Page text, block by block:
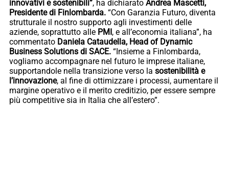
innovativi e sostenibili”, ha dichiarato Andrea Mascetti,
Presidente di Finlombarda. “Con Garanzia Futuro, diventa
strutturale il nostro supporto agli investimenti delle
aziende, soprattutto alle PMI, e all’economia italiana”, ha
commentato Daniela Cataudella, Head of Dynamic
Business Solutions di SACE. “Insieme a Finlombarda,
vogliamo accompagnare nel futuro le imprese italiane,
supportandole nella transizione verso la sostenibilità e
l’innovazione, al fine di ottimizzare i processi, aumentare il
margine operativo e il merito creditizio, per essere sempre
più competitive sia in Italia che all’estero”.